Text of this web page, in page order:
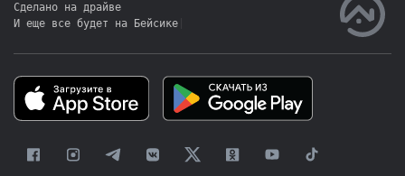
Сделано на драйве
И еще все будет на Бейсике